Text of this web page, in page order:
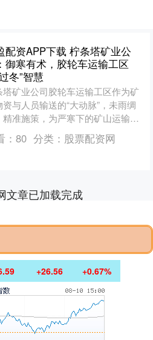
配资APP下载 柠条塔矿业公
御寒有术，胶轮车运输工区
冬”智慧
塔矿业公司胶轮车运输工区作为矿
资与人员输送的“大动脉”，未雨绸
精准施策，为严寒下的矿山运输筑
一道坚实而温暖的屏障。 精耕细
守护“移动堡垒” ....
： 80 分类： 股票配资网
文章已加载完成
+26.56 +0.67%